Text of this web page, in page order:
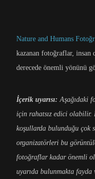
Nature and Humans
kazanan fotoğraflar, insan
derecede önemli yönünü
İçerik uyarısı: Aşağıdaki
için rahatsız edici olabilir.
koşullarda bulunduğu çok
organizatörleri bu
fotoğraflar kadar önemli
uyarıda bulunmakta fayda